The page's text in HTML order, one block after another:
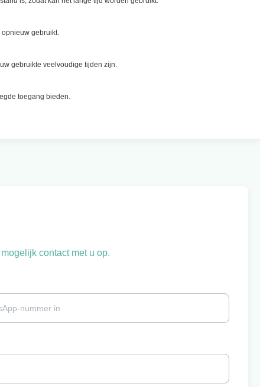
gebruikt.
gebruikte veelvoudige tijden zijn.
toegang bieden.
contact met u op.